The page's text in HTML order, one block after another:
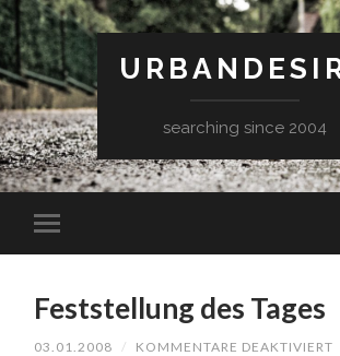
searching since 2004
Feststellung des Tages
03.01.2008 / KOMMENTARE DEAKTIVIERT